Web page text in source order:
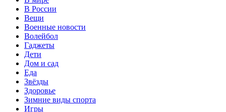
В России
Вещи
Военные новости
Волейбол
Гаджеты
Дети
Дом и сад
Еда
Звёзды
Здоровье
Зимние виды спорта
Игры